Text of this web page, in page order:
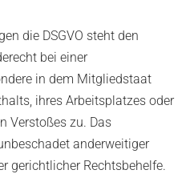
die DSGVO steht den
bei einer
in dem Mitgliedstaat
ihres Arbeitsplatzes oder
Verstoßes zu. Das
anderweitiger
gerichtlicher Rechtsbehelfe.